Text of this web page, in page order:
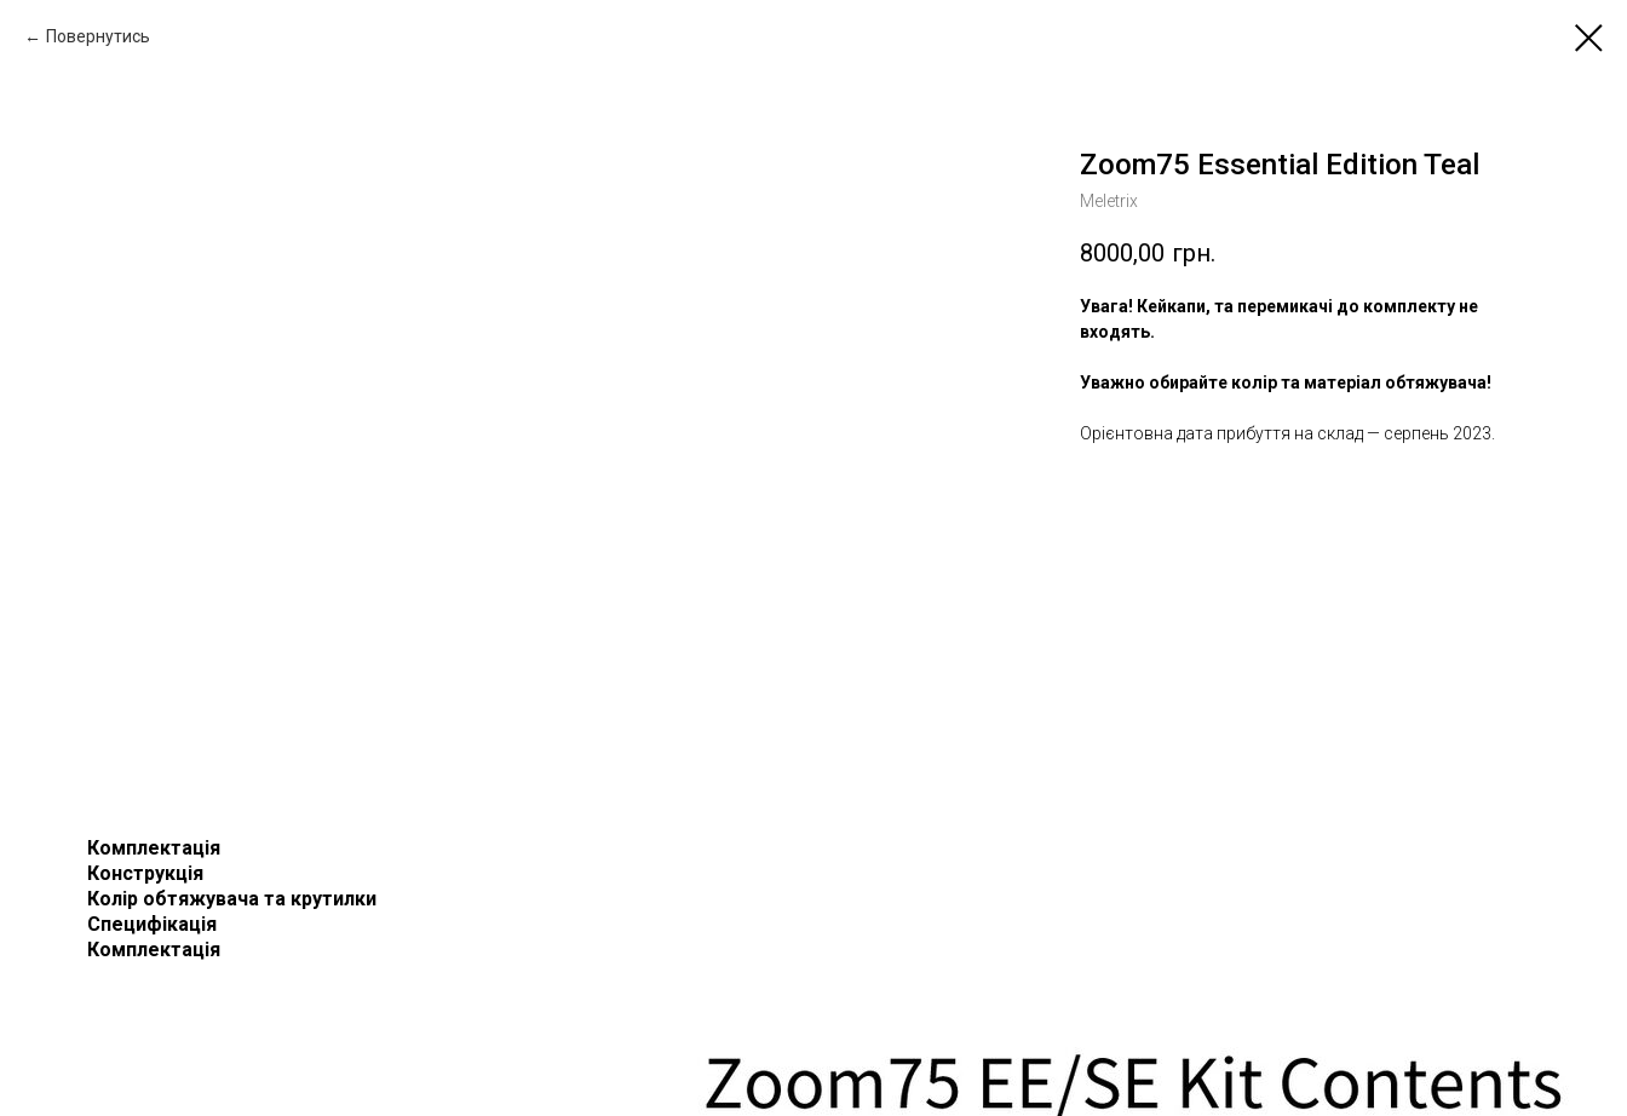
Повернутись
Zoom75 Essential Edition Teal
Meletrix
8000,00 грн.
Увага! Кейкапи, та перемикачі до комплекту не
входять.
Уважно обирайте колір та матеріал обтяжувача!
Орієнтовна дата прибуття на склад — серпень 2023.
Комплектація
Конструкція
Колір обтяжувача та крутилки
Специфікація
Комплектація